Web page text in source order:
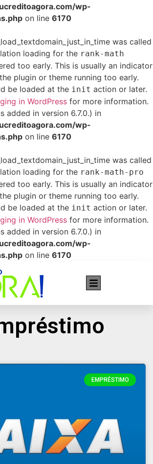
wp-
on line 6170
was called
loading for the rank-math
too early. This is usually an indicator
plugin or theme running too early.
be loaded at the init action or later.
in WordPress for more information.
added in version 6.7.0.) in
wp-
on line 6170
was called
loading for the rank-math-pro
too early. This is usually an indicator
plugin or theme running too early.
be loaded at the init action or later.
in WordPress for more information.
added in version 6.7.0.) in
wp-
on line 6170
EMPRÉSTIMO